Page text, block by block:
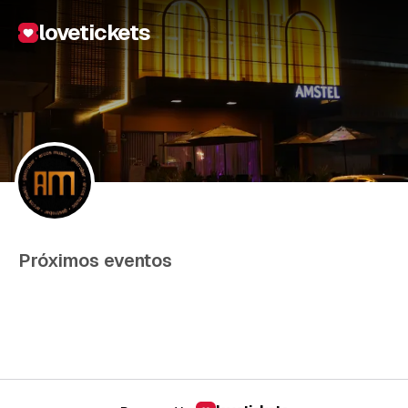
lovetickets
Próximos eventos